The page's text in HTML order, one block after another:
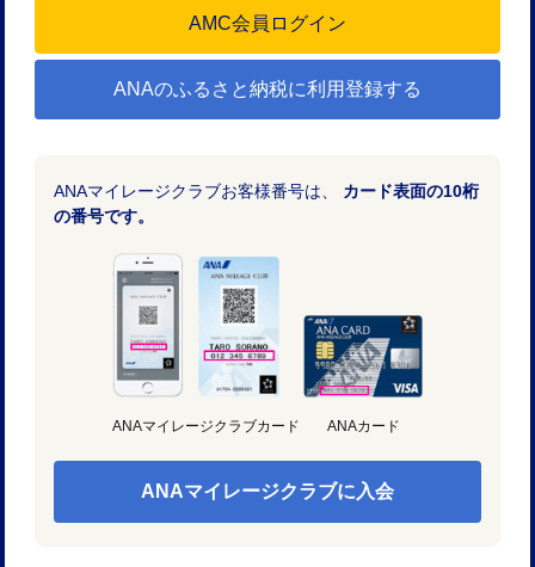
ANAのふるさと納税に利用登録する
ANAマイレージクラブお客様番号は、 カード表面の10桁
の番号です。
ANAマイレージクラブカード ANAカード
ANAマイレージクラブに入会